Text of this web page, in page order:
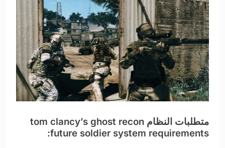
متطلبات النظام tom clancy’s ghost recon
future soldier system requirements: